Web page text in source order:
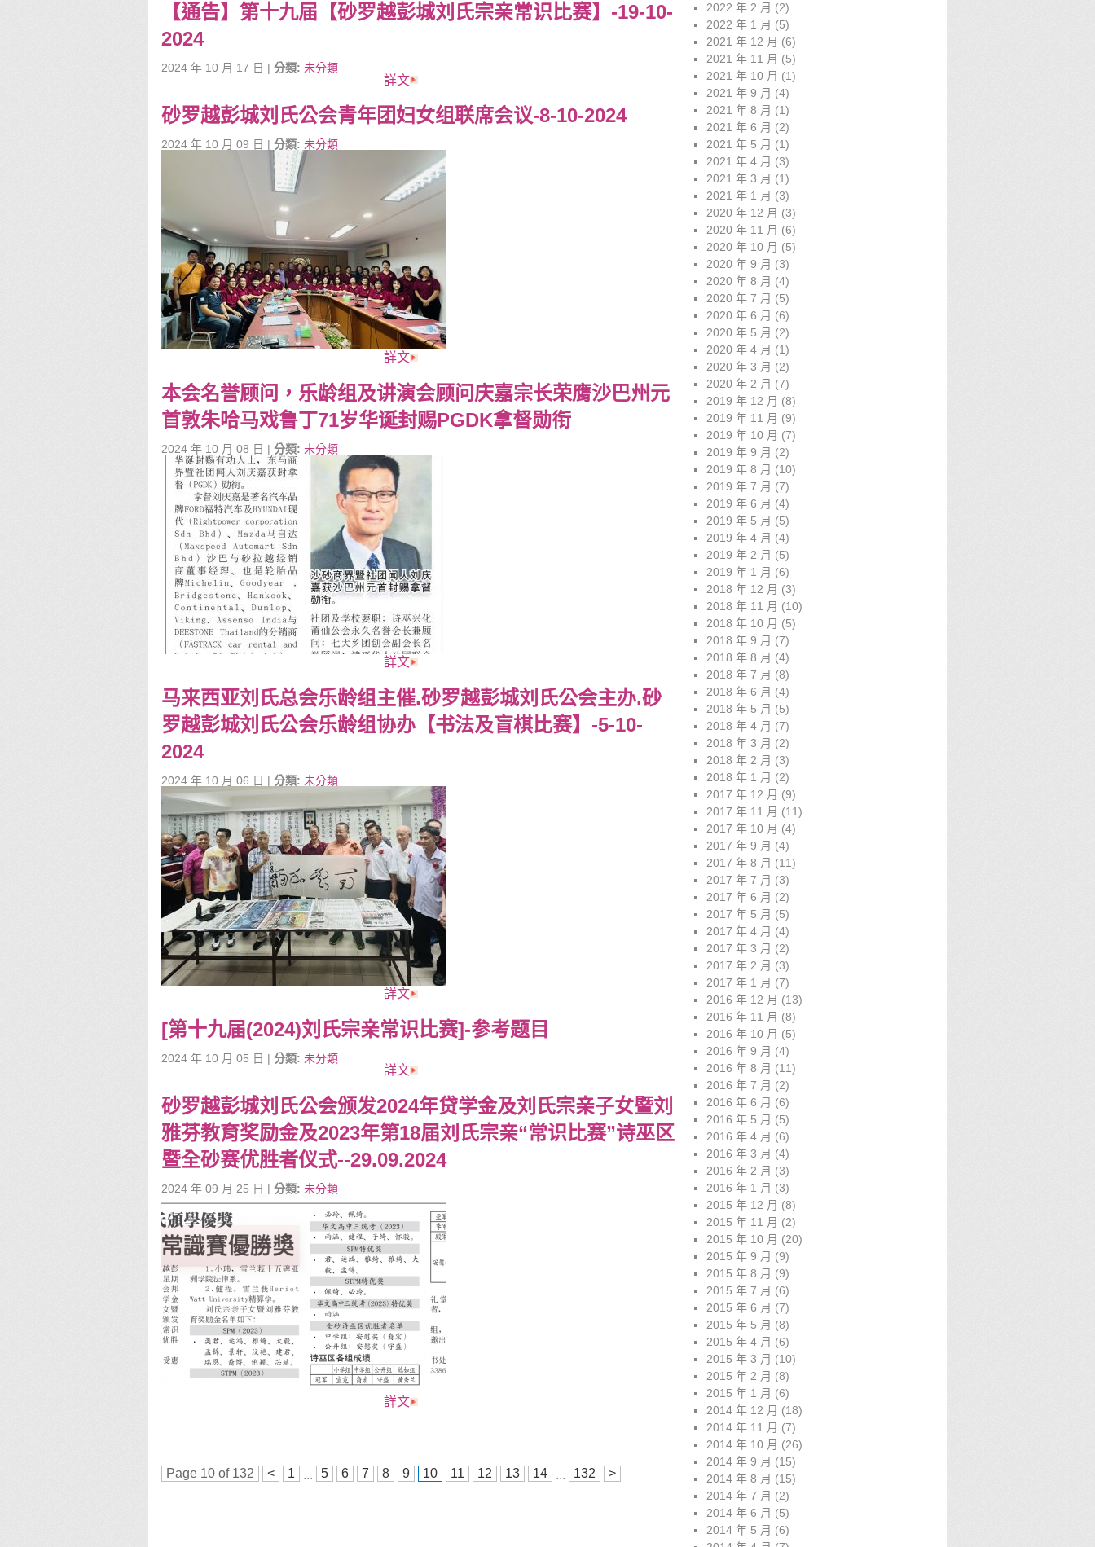
【通告】第十九届【砂罗越彭城刘氏宗亲常识比赛】-19-10-
2024
2024 年 10 月 17 日 | 分類: 未分類
詳文
砂罗越彭城刘氏公会青年团妇女组联席会议-8-10-2024
2024 年 10 月 09 日 | 分類: 未分類
詳文
本会名誉顾问，乐龄组及讲演会顾问庆嘉宗长荣膺沙巴州元
首敦朱哈马戏鲁丁71岁华诞封赐PGDK拿督勋衔
2024 年 10 月 08 日 | 分類: 未分類
詳文
马来西亚刘氏总会乐龄组主催.砂罗越彭城刘氏公会主办.砂
罗越彭城刘氏公会乐龄组协办【书法及盲棋比赛】-5-10-
2024
2024 年 10 月 06 日 | 分類: 未分類
詳文
[第十九届(2024)刘氏宗亲常识比赛]-参考题目
2024 年 10 月 05 日 | 分類: 未分類
詳文
砂罗越彭城刘氏公会颁发2024年贷学金及刘氏宗亲子女暨刘
雅芬教育奖励金及2023年第18届刘氏宗亲“常识比赛”诗巫区
暨全砂赛优胜者仪式--29.09.2024
2024 年 09 月 25 日 | 分類: 未分類
詳文
Page 10 of 132 < 1 ... 5 6 7 8 9 10 11 12 13 14 ... 132 >
2022 年 2 月 (2)
2022 年 1 月 (5)
2021 年 12 月 (6)
2021 年 11 月 (5)
2021 年 10 月 (1)
2021 年 9 月 (4)
2021 年 8 月 (1)
2021 年 6 月 (2)
2021 年 5 月 (1)
2021 年 4 月 (3)
2021 年 3 月 (1)
2021 年 1 月 (3)
2020 年 12 月 (3)
2020 年 11 月 (6)
2020 年 10 月 (5)
2020 年 9 月 (3)
2020 年 8 月 (4)
2020 年 7 月 (5)
2020 年 6 月 (6)
2020 年 5 月 (2)
2020 年 4 月 (1)
2020 年 3 月 (2)
2020 年 2 月 (7)
2019 年 12 月 (8)
2019 年 11 月 (9)
2019 年 10 月 (7)
2019 年 9 月 (2)
2019 年 8 月 (10)
2019 年 7 月 (7)
2019 年 6 月 (4)
2019 年 5 月 (5)
2019 年 4 月 (4)
2019 年 2 月 (5)
2019 年 1 月 (6)
2018 年 12 月 (3)
2018 年 11 月 (10)
2018 年 10 月 (5)
2018 年 9 月 (7)
2018 年 8 月 (4)
2018 年 7 月 (8)
2018 年 6 月 (4)
2018 年 5 月 (5)
2018 年 4 月 (7)
2018 年 3 月 (2)
2018 年 2 月 (3)
2018 年 1 月 (2)
2017 年 12 月 (9)
2017 年 11 月 (11)
2017 年 10 月 (4)
2017 年 9 月 (4)
2017 年 8 月 (11)
2017 年 7 月 (3)
2017 年 6 月 (2)
2017 年 5 月 (5)
2017 年 4 月 (4)
2017 年 3 月 (2)
2017 年 2 月 (3)
2017 年 1 月 (7)
2016 年 12 月 (13)
2016 年 11 月 (8)
2016 年 10 月 (5)
2016 年 9 月 (4)
2016 年 8 月 (11)
2016 年 7 月 (2)
2016 年 6 月 (6)
2016 年 5 月 (5)
2016 年 4 月 (6)
2016 年 3 月 (4)
2016 年 2 月 (3)
2016 年 1 月 (3)
2015 年 12 月 (8)
2015 年 11 月 (2)
2015 年 10 月 (20)
2015 年 9 月 (9)
2015 年 8 月 (9)
2015 年 7 月 (6)
2015 年 6 月 (7)
2015 年 5 月 (8)
2015 年 4 月 (6)
2015 年 3 月 (10)
2015 年 2 月 (8)
2015 年 1 月 (6)
2014 年 12 月 (18)
2014 年 11 月 (7)
2014 年 10 月 (26)
2014 年 9 月 (15)
2014 年 8 月 (15)
2014 年 7 月 (2)
2014 年 6 月 (5)
2014 年 5 月 (6)